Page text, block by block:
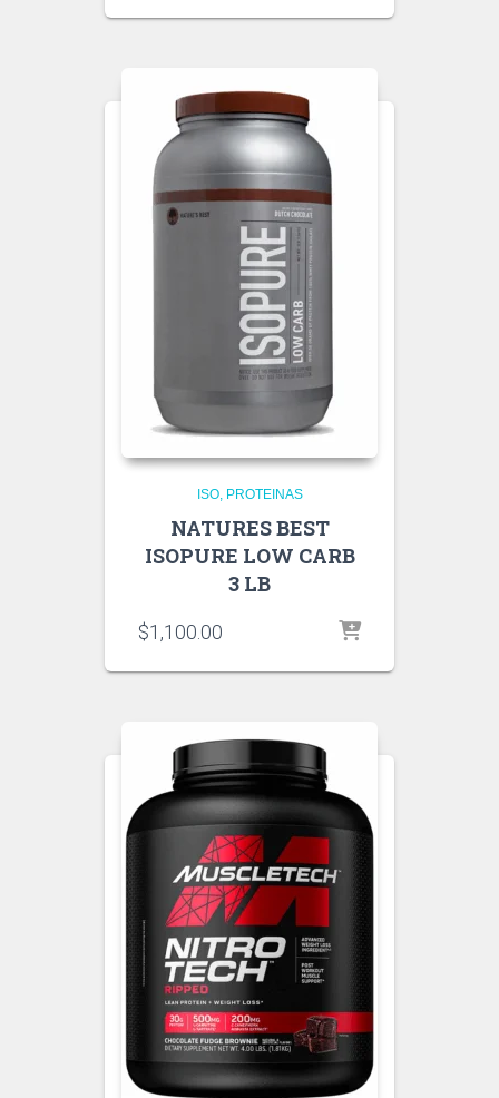
ISO PROTEINAS
NATURES BEST
ISOPURE LOW CARB
3 LB
$1,100.00